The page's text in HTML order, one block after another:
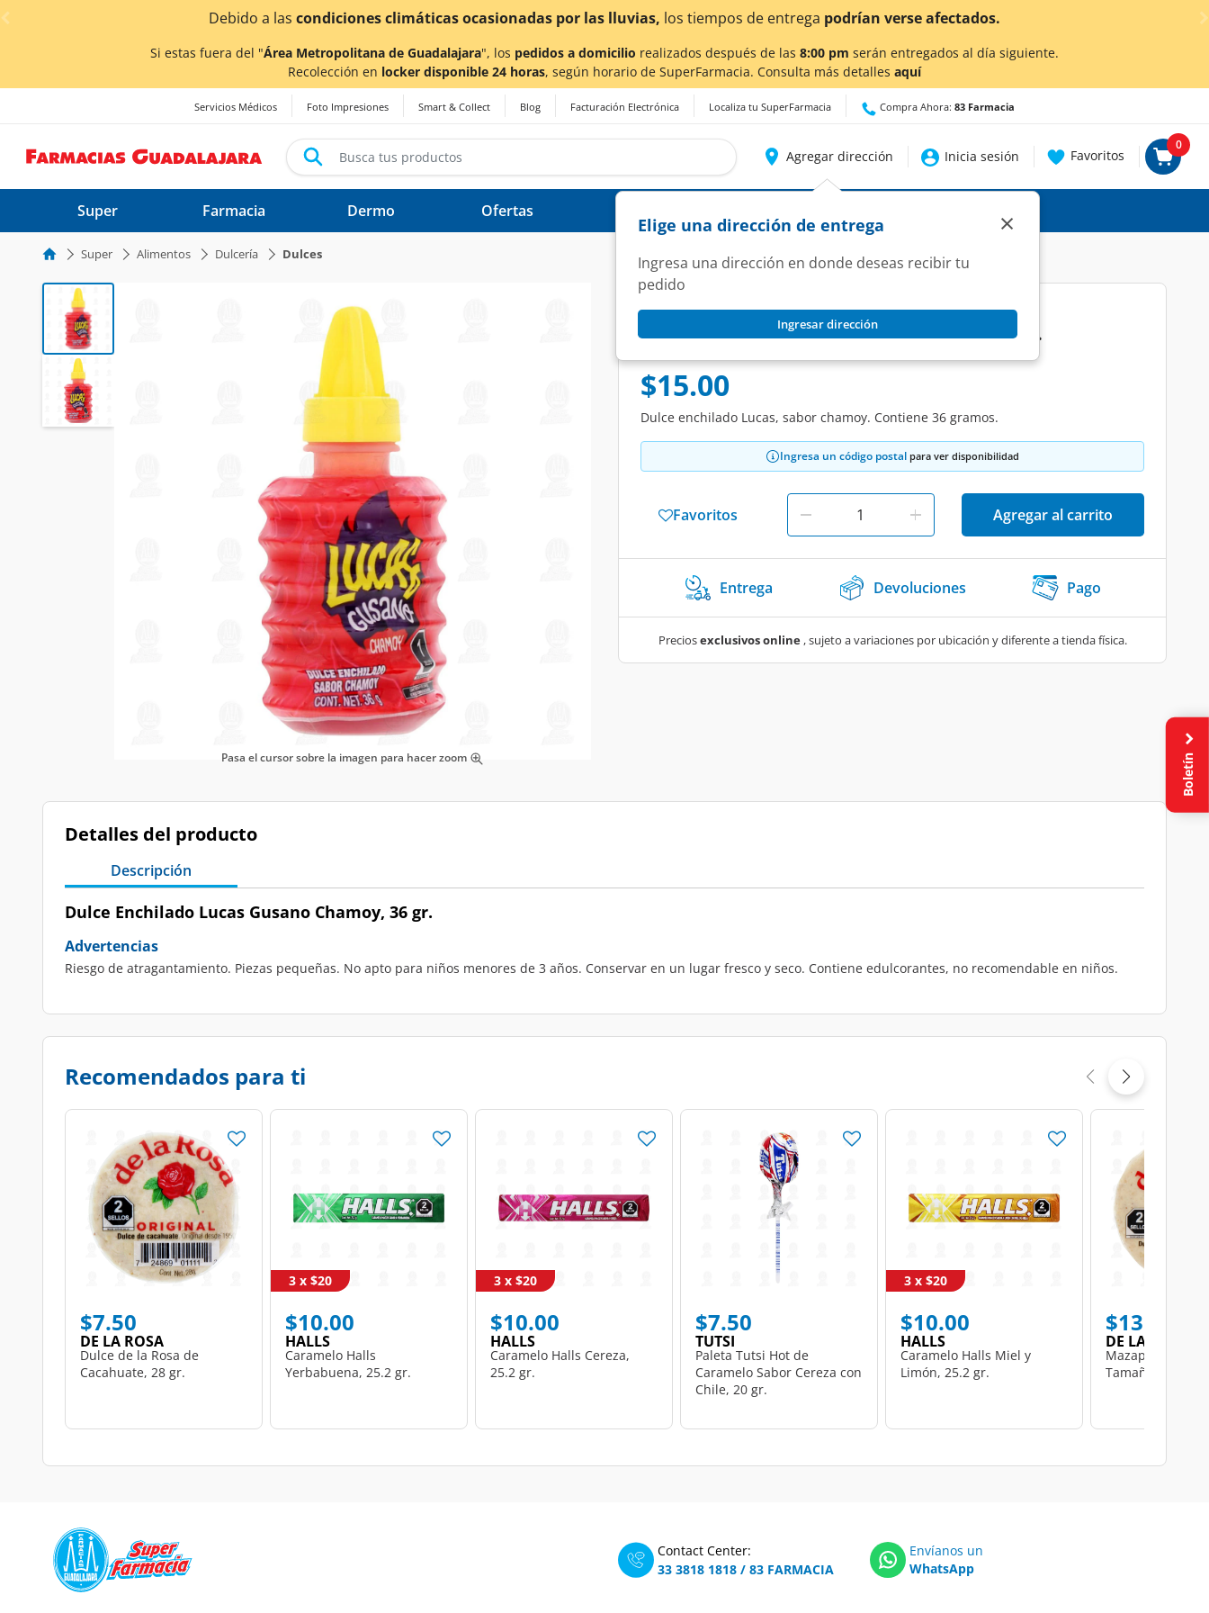
< div class="carousel-inner"> ¡Ahora también en Aguascalientes!Daclic aquípara conocer detalles.
Si estas fuera del "Área Metropolitana de Guadalajara", los pedidos a domicilio realizados después de las 8:00 pm serán entregados al día siguiente.
Recolección en locker disponible 24 horas, según horario de SuperFarmacia. Consulta más detalles aquí
Servicios Médicos Foto Impresiones Smart & Collect Blog Facturación Electrónica Localiza tu SuperFarmacia Compra Ahora: 83 Farmacia
Agregar dirección
Elige una dirección de entrega
Ingresa una dirección en donde deseas recibir tu
pedido
Ingresar dirección
×
Inicia sesión Favoritos
0
Super Farmacia Dermo Ofertas
Super Alimentos Dulcería Dulces
Pasa el cursor sobre la imagen para hacer zoom
LUCAS
Dulce Enchilado Lucas Gusano Chamoy, 36 gr.
$15.00
Dulce enchilado Lucas, sabor chamoy. Contiene 36 gramos.
Ingresa un código postal para ver disponibilidad
Favoritos Agregar al carrito
Entrega Devoluciones Pago
Preciosexclusivos online, sujeto a variaciones por ubicación y diferente a tienda física.
Detalles del producto
Descripción
Dulce Enchilado Lucas Gusano Chamoy, 36 gr.
Advertencias
Riesgo de atragantamiento. Piezas pequeñas. No apto para niños menores de 3 años. Conservar en un lugar fresco y seco. Contiene edulcorantes, no recomendable en niños.
Recomendados para ti
$7.50
DE LA ROSA
Dulce de la Rosa de
Cacahuate, 28 gr.
$10.00
HALLS
Caramelo Halls
Yerbabuena, 25.2 gr.
3 x $20
$10.00
HALLS
Caramelo Halls Cereza,
25.2 gr.
3 x $20
$7.50
TUTSI
Paleta Tutsi Hot de
Caramelo Sabor Cereza con
Chile, 20 gr.
$10.00
HALLS
Caramelo Halls Miel y
Limón, 25.2 gr.
3 x $20
$13.50
DE LA ROSA
Mazapán De la
Tamaño
Contact Center:
33 3818 1818 / 83 FARMACIA
Envíanos un
WhatsApp
Boletín